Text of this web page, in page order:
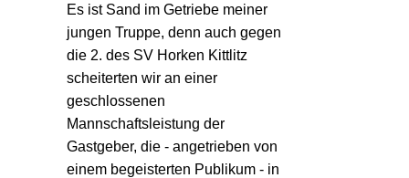
Es ist Sand im Getriebe meiner
jungen Truppe, denn auch gegen
die 2. des SV Horken Kittlitz
scheiterten wir an einer
geschlossenen
Mannschaftsleistung der
Gastgeber, die - angetrieben von
einem begeisterten Publikum - in